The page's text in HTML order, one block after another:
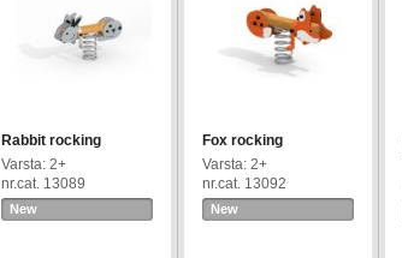
Rabbit rocking
Varsta: 2+
nr.cat. 13089
New
Fox rocking
Varsta: 2+
nr.cat. 13092
New